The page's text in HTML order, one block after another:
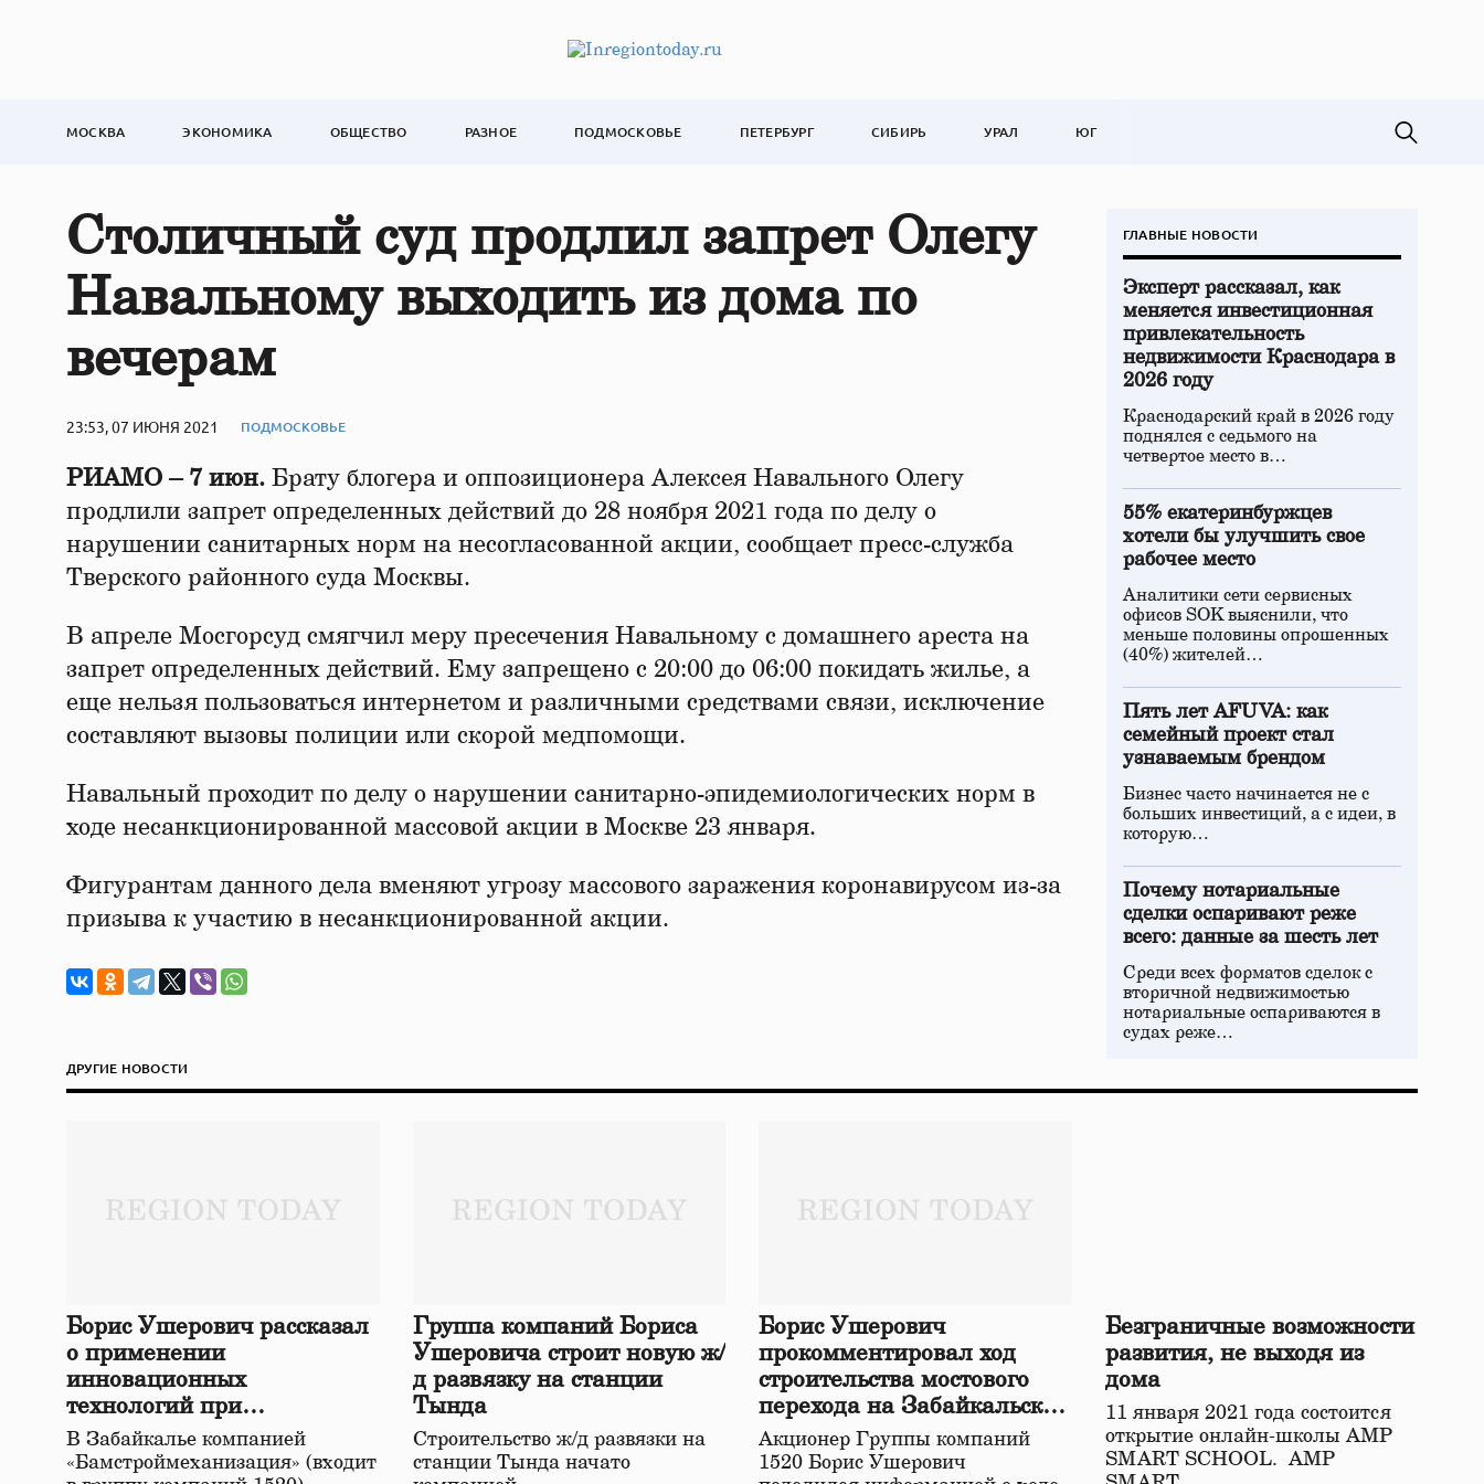
МОСКВА ЭКОНОМИКА ОБЩЕСТВО РАЗНОЕ ПОДМОСКОВЬЕ ПЕТЕРБУРГ СИБИРЬ УРАЛ ЮГ
Столичный суд продлил запрет Олегу
Навальному выходить из дома по
вечерам
23:53, 07 ИЮНЯ 2021 ПОДМОСКОВЬЕ
РИАМО – 7 июн. Брату блогера и оппозиционера Алексея Навального Олегу
продлили запрет определенных действий до 28 ноября 2021 года по делу о
нарушении санитарных норм на несогласованной акции, сообщает пресс-служба
Тверского районного суда Москвы.
В апреле Мосгорсуд смягчил меру пресечения Навальному с домашнего ареста на
запрет определенных действий. Ему запрещено с 20:00 до 06:00 покидать жилье, а
еще нельзя пользоваться интернетом и различными средствами связи, исключение
составляют вызовы полиции или скорой медпомощи.
Навальный проходит по делу о нарушении санитарно-эпидемиологических норм в
ходе несанкционированной массовой акции в Москве 23 января.
Фигурантам данного дела вменяют угрозу массового заражения коронавирусом из-за
призыва к участию в несанкционированной акции.
ГЛАВНЫЕ НОВОСТИ
Эксперт рассказал, как
меняется инвестиционная
привлекательность
недвижимости Краснодара в
2026 году
Краснодарский край в 2026 году
поднялся с седьмого на
четвертое место в…
55% екатеринбуржцев
хотели бы улучшить свое
рабочее место
Аналитики сети сервисных
офисов SOK выяснили, что
меньше половины опрошенных
(40%) жителей…
Пять лет AFUVA: как
семейный проект стал
узнаваемым брендом
Бизнес часто начинается не с
больших инвестиций, а с идеи, в
которую…
Почему нотариальные
сделки оспаривают реже
всего: данные за шесть лет
Среди всех форматов сделок с
вторичной недвижимостью
нотариальные оспариваются в
судах реже…
ДРУГИЕ НОВОСТИ
Борис Ушерович рассказал
о применении
инновационных
технологий при
строительстве нового моста
в Забайкалье
В Забайкалье компанией
«Бамстроймеханизация» (входит
Группа компаний Бориса
Ушеровича строит новую ж/
д развязку на станции
Тында
Строительство ж/д развязки на
станции Тында начато
Борис Ушерович
прокомментировал ход
строительства мостового
перехода на Забайкальской
железной дороге
Акционер Группы компаний
1520 Борис Ушерович
Безграничные возможности
развития, не выходя из
дома
11 января 2021 года состоится
открытие онлайн-школы АМР
SMART SCHOOL. АМР